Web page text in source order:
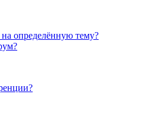
на определённую тему?